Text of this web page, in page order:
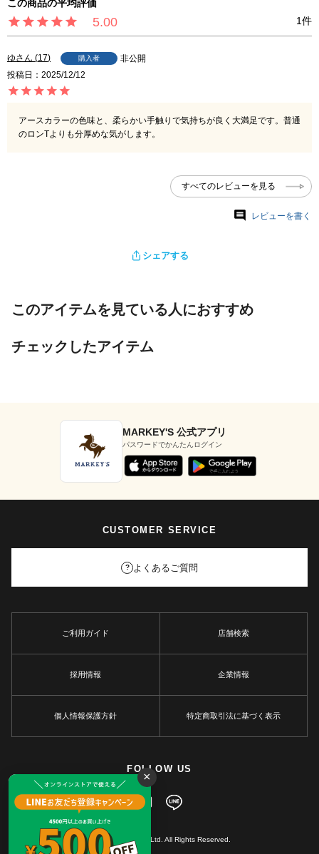
×
5.00 1
ゆ 17 購入者
非公開
投稿日
2025/12/12
アースカラーの色味と、柔らかい手触りで気持ちが良く大満足です。普通
のロンTよりも分厚めな気がします。
すべてのレビューを見る
レビューを書く
シェアする
このアイテムを見ている人におすすめ
チェックしたアイテム
MARKEY'S 公式アプリ
パスワードでかんたんログイン
CUSTOMER SERVICE
? よくあるご質問
ご利用ガイド 店舗検索
採用情報 企業情報
個人情報保護方針 特定商取引法に基づく表示
FOLLOW US
© MARKEY'S Co., Ltd. All Rights Reserved.